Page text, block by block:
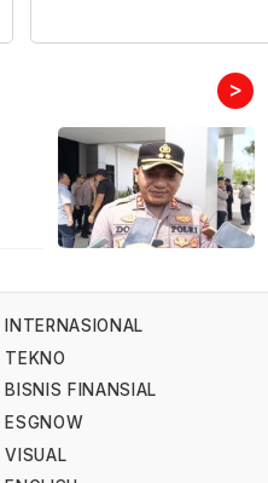
>
INTERNASIONAL
TEKNO
BISNIS FINANSIAL
ESGNOW
VISUAL